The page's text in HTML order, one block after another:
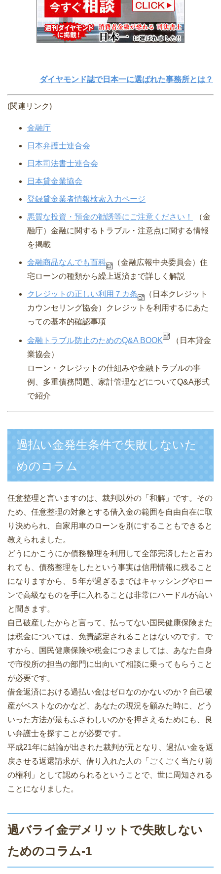
ダイヤモンド誌で日本一に選ばれた事務所とは？
(関連リンク)
金融庁
日本弁護士連合会
日本司法書士連合会
日本貸金業協会
登録貸金業者情報検索入力ページ
悪質な投資・預金の勧誘等にご注意ください！
（金
融庁）⾦融に関するトラブル・注意点に関する情報
を掲載
金融商品なんでも百科 （金融広報中央委員会） 住
宅ローンの種類から繰上返済まで詳しく解説
クレジットの正しい利用７カ条
（日本クレジット
カウンセリング協会）
クレジットを利用するにあた
っての基本的確認事項
金融トラブル防止のためのQ&A BOOK
（日本貸金
業協会）
ローン・クレジットの仕組みや金融トラブルの事
例、多重債務問題、家計管理などについてQ&A形式
で紹介
過払い金発生条件で失敗しないた
めのコラム
任意整理と言いますのは、裁判以外の「和解」です。その
ため、任意整理の対象とする借入金の範囲を自由自在に取
り決められ、自家用車のローンを別にすることもできると
教えられました。
どうにかこうにか債務整理を利用して全部完済したと言わ
れても、債務整理をしたという事実は信用情報に残ること
になりますから、５年が過ぎるまではキャッシングやロー
ンで高級なものを手に入れることは非常にハードルが高い
と聞きます。
自己破産したからと言って、払ってない国民健康保険また
は税金については、免責認定されることはないのです。で
すから、国民健康保険や税金につきましては、あなた自身
で市役所の担当の部門に出向いて相談に乗ってもらうこと
が必要です。
借金返済における過払い金はゼロなのかないのか？自己破
産がベストなのかなど、あなたの現況を顧みた時に、どう
いった方法が最もふさわしいのかを押さえるためにも、良
い弁護士を探すことが必要です。
平成21年に結論が出された裁判が元となり、過払い金を返
戻させる返還請求が、借り入れた人の「ごくごく当たり前
の権利」として認められるということで、世に周知される
ことになりました。
過バライ金デメリットで失敗しない
ためのコラム-1